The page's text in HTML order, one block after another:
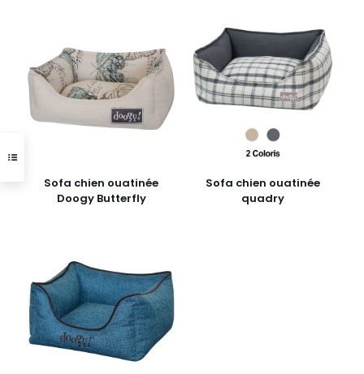
Sofa chien ouatinée
Doogy Butterfly
Sofa chien ouatinée
quadry